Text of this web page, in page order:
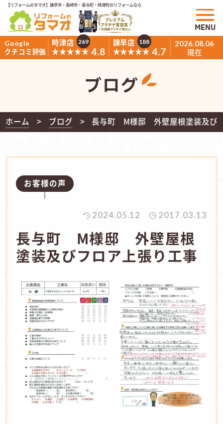
【リフォームのタマオ】諫早市・長崎市・長与町・時津町のリフォームなら
Google
クチコミ評価
時津店
★★★★★ 4.8
269
諫早店
★★★★★ 4.7
188 2026.08.06
現在
MENU
ブログ
ホーム ブログ 長与町 M様邸 外壁屋根塗装及び
お客様の声
2024.05.12 2017.03.13
長与町 M様邸 外壁屋根
塗装及びフロア上張り工事